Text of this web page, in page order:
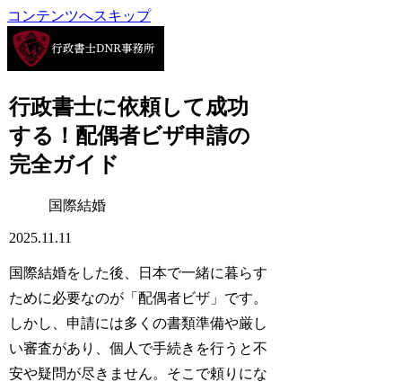
コンテンツへスキップ
行政書士に依頼して成功
する！配偶者ビザ申請の
完全ガイド
国際結婚
2025.11.11
国際結婚をした後、日本で一緒に暮らす
ために必要なのが「配偶者ビザ 」です。
しかし、申請には多くの書類準備や厳し
い審査があり、個人で手続きを行うと不
安や疑問が尽きません。そこで頼りにな